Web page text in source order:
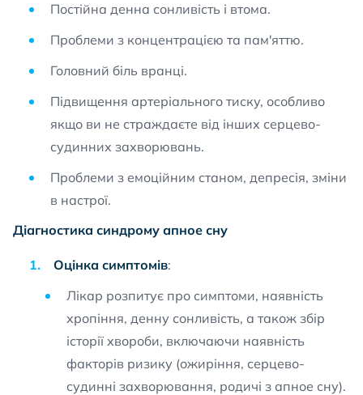
Постійна денна сонливість і втома.
Проблеми з концентрацією та пам'яттю.
Головний біль вранці.
Підвищення артеріального тиску, особливо
якщо ви не страждаєте від інших серцево-
судинних захворювань.
Проблеми з емоційним станом, депресія, зміни
в настрої.
Діагностика синдрому апное сну
Оцінка симптомів:
Лікар розпитує про симптоми, наявність
хропіння, денну сонливість, а також збір
історії хвороби, включаючи наявність
факторів ризику (ожиріння, серцево-
судинні захворювання, родичі з апное сну).